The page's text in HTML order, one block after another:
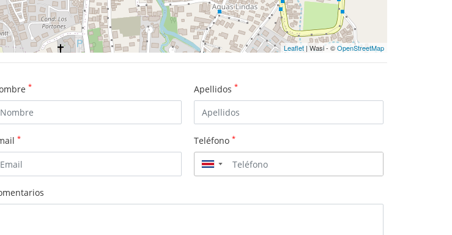
Leaflet | Wasi - ©OpenStreetMap
* Apellidos *
* Teléfono *
▼